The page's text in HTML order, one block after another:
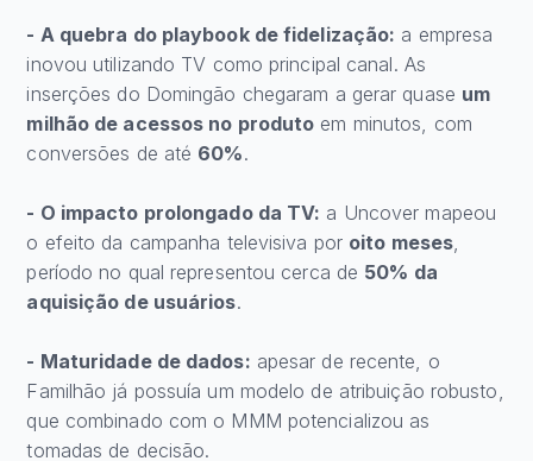
- A quebra do playbook de fidelização: a empresa
inovou utilizando TV como principal canal. As
inserções do Domingão chegaram a gerar quase um
milhão de acessos no produto em minutos, com
conversões de até 60%.
- O impacto prolongado da TV: a Uncover mapeou
o efeito da campanha televisiva por oito meses,
período no qual representou cerca de 50% da
aquisição de usuários.
- Maturidade de dados: apesar de recente, o
Familhão já possuía um modelo de atribuição robusto,
que combinado com o MMM potencializou as
tomadas de decisão.